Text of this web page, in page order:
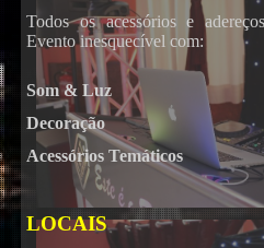
Todos os acessórios e
Evento inesquecível com:
Som & Luz
Decoração
Acessórios Temáticos
LOCAIS